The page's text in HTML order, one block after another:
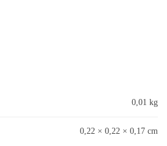
0,01 kg
0,22 × 0,22 × 0,17 cm